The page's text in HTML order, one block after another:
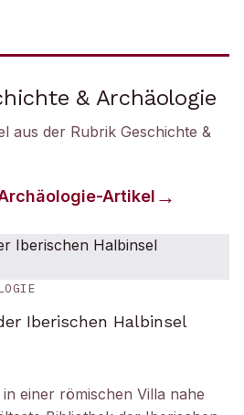
& Archäologie
aus der Rubrik Geschichte &
-Artikel
Iberischen Halbinsel
einer römischen Villa nahe